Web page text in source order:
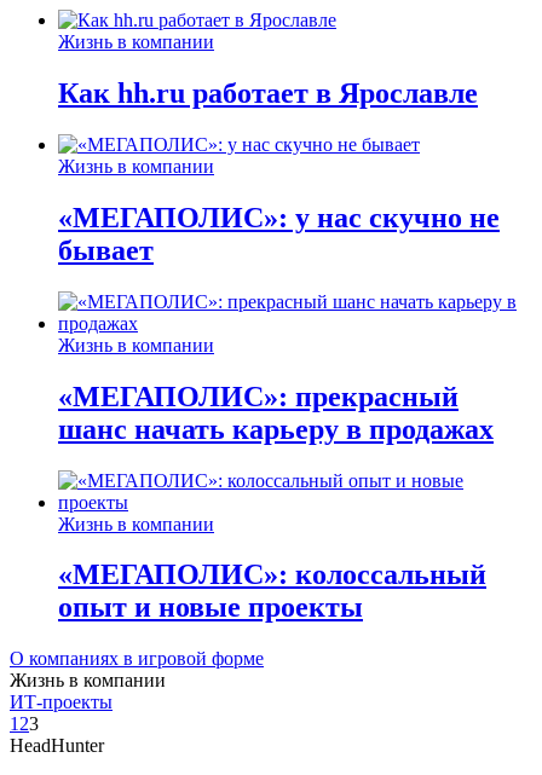
Жизнь в компании
Как hh.ru работает в Ярославле
Жизнь в компании
«МЕГАПОЛИС»: у нас скучно не
бывает
Жизнь в компании
«МЕГАПОЛИС»: прекрасный
шанс начать карьеру в продажах
Жизнь в компании
«МЕГАПОЛИС»: колоссальный
опыт и новые проекты
О компаниях в игровой форме
Жизнь в компании
ИТ-проекты
1 23
HeadHunter